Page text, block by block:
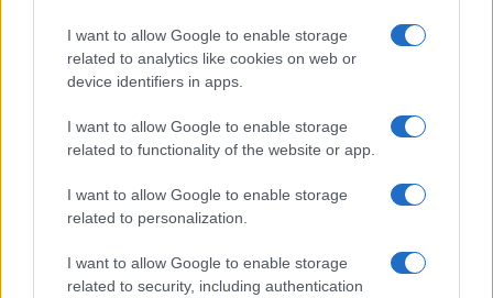
I want to allow Google to enable storage
related to analytics like cookies on web or
device identifiers in apps.
I want to allow Google to enable storage
related to functionality of the website or app.
I want to allow Google to enable storage
related to personalization.
I want to allow Google to enable storage
related to security, including authentication
Nome Prezzo
Eureka Bridged PAX
(PAXG)